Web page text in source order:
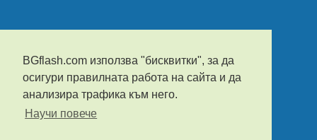
BGflash.com използва "бисквитки", за да
осигури правилната работа на сайта и да
анализира трафика към него.
Научи повече